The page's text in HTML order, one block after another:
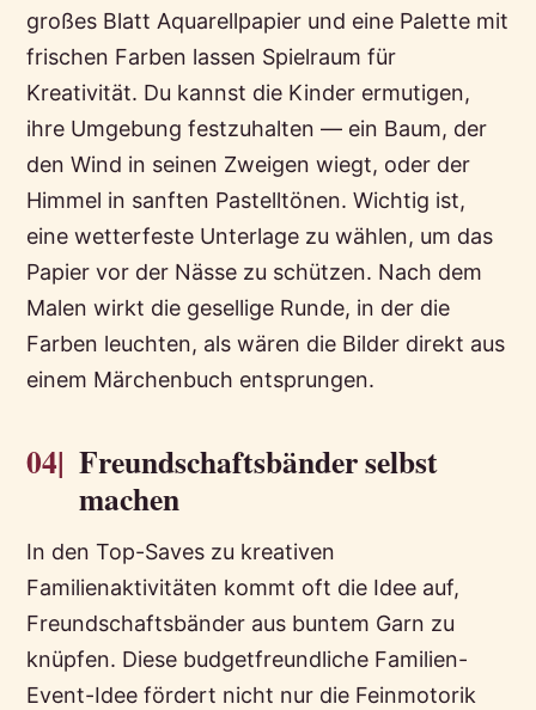
großes Blatt Aquarellpapier und eine Palette mit
frischen Farben lassen Spielraum für
Kreativität. Du kannst die Kinder ermutigen,
ihre Umgebung festzuhalten — ein Baum, der
den Wind in seinen Zweigen wiegt, oder der
Himmel in sanften Pastelltönen. Wichtig ist,
eine wetterfeste Unterlage zu wählen, um das
Papier vor der Nässe zu schützen. Nach dem
Malen wirkt die gesellige Runde, in der die
Farben leuchten, als wären die Bilder direkt aus
einem Märchenbuch entsprungen.
04| Freundschaftsbänder selbst
machen
In den Top-Saves zu kreativen
Familienaktivitäten kommt oft die Idee auf,
Freundschaftsbänder aus buntem Garn zu
knüpfen. Diese budgetfreundliche Familien-
Event-Idee fördert nicht nur die Feinmotorik